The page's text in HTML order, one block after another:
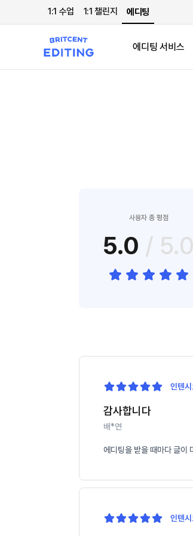
1:1 수업 1:1 챌린지 에디팅
에디팅 서비스
사용자 총 평점
5.0 / 5.0
인텐
감사합니다
배*연
에디팅을 받을 때마다 글이
인텐